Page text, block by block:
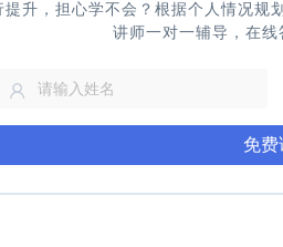
提升，担心学不会？根据个人情况规
讲师一对一辅导，在线
免费